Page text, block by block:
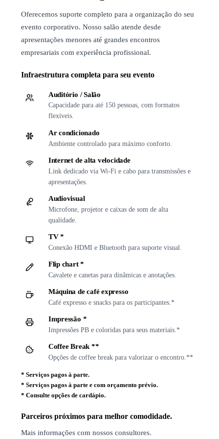
Oferecemos suporte completo para a organização do seu
evento corporativo. Nosso salão atende desde
apresentações menores até grandes encontros
empresariais com experiência profissional.
Infraestrutura completa para seu evento
Auditório / Salão
Capacidade para até 150 pessoas, com formatos
flexíveis.
Ar condicionado
Ambiente controlado para máximo conforto.
Internet de alta velocidade
Link dedicado via Wi-Fi e cabo para transmissões e
apresentações.
Audiovisual
Microfone, projetor e caixas de som de alta
qualidade.
TV *
Conexão HDMI e Bluetooth para suporte visual.
Flip chart *
Cavalete e canetas para dinâmicas e anotações.
Máquina de café expresso
Café expresso e snacks para os participantes.*
Impressão *
Impressões PB e coloridas para seus materiais.*
Coffee Break **
Opções de coffee break para valorizar o encontro.**
*Serviços pagos à parte.
*Serviços pagos à parte e com orçamento prévio.
*Consulte opções de cardápio.
Parceiros próximos para melhor comodidade.
Mais informações com nossos consultores.